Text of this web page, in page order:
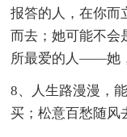
报答的人，在你而
而去；她可能不会
所最爱的人——她
8、人生路漫漫，
买；松意百愁随风